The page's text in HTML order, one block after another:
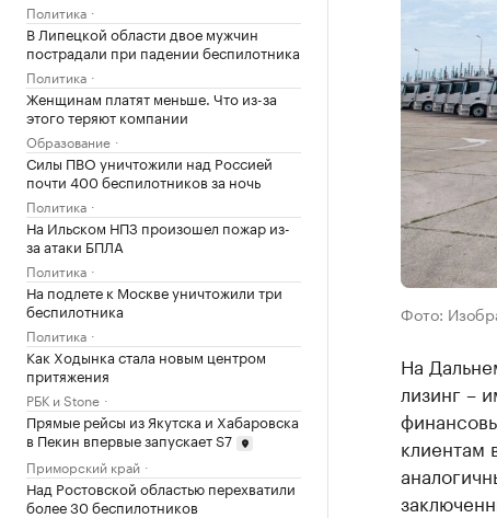
Политика
В Липецкой области двое мужчин
пострадали при падении беспилотника
Политика
Женщинам платят меньше. Что из-за
этого теряют компании
Образование
Силы ПВО уничтожили над Россией
почти 400 беспилотников за ночь
Политика
На Ильском НПЗ произошел пожар из-
за атаки БПЛА
Политика
На подлете к Москве уничтожили три
беспилотника
Политика
Как Ходынка стала новым центром
притяжения
РБК и Stone
Прямые рейсы из Якутска и Хабаровска
в Пекин впервые запускает S7
Приморский край
Над Ростовской областью перехватили
более 30 беспилотников
Фото:
На
лизинг –
клиентам